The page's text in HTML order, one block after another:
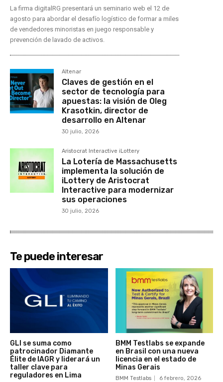
La firma digitalRG presentará un seminario web el 12 de
agosto para abordar el desafío logístico de formar a miles
de vendedores minoristas en juego responsable y
prevención de lavado de activos.
Altenar
Claves de gestión en el
sector de tecnología para
apuestas: la visión de Oleg
Krasotkin, director de
desarrollo en Altenar
30 julio, 2026
Aristocrat Interactive iLottery
La Lotería de Massachusetts
implementa la solución de
iLottery de Aristocrat
Interactive para modernizar
sus operaciones
30 julio, 2026
Te puede interesar
GLI se suma como
patrocinador Diamante
Élite de IAGR y liderará un
taller clave para
reguladores en Lima
BMM Testlabs se expande
en Brasil con una nueva
licencia en el estado de
Minas Gerais
BMM Testlabs 6 febrero, 2026